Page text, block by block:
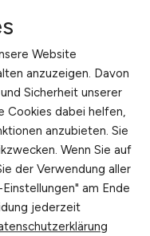
in der
den Bereichen
Boden- und
sowie
und
relevanten
Website
anzuzeigen. Davon
Sicherheit unserer
Cookies dabei helfen,
anzubieten. Sie
Wenn Sie auf
der Verwendung aller
am Ende
jederzeit